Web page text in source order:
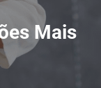
Mais